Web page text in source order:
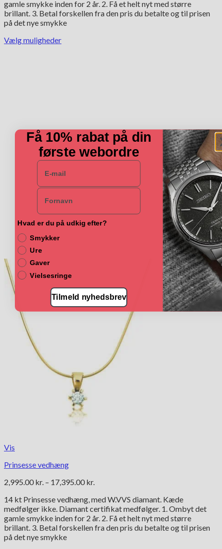
gamle smykke inden for 2 år. 2. Få et helt nyt med større
brillant. 3. Betal forskellen fra den pris du betalte og til prisen
på det nye smykke
Vælg muligheder
varesiden
Vis
Prinsesse vedhæng
2,995.00 kr. – 17,395.00 kr.
til
17,395.00 kr.
14 kt Prinsesse vedhæng, med W.VVS diamant. Kæde
medfølger ikke. Diamant certifikat medfølger. 1. Ombyt det
gamle smykke inden for 2 år. 2. Få et helt nyt med større
brillant. 3. Betal forskellen fra den pris du betalte og til prisen
på det nye smykke
Få 10% rabat på din
første webordre
E-mail
Navn
Hvad er du på udkig efter?
Smykker
Ure
Gaver
Vielsesringe
Tilmeld nyhedsbrev